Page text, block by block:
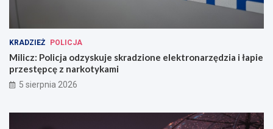
KRADZIEŻ POLICJA
Milicz: Policja odzyskuje skradzione elektronarzędzia i łapie
przestępcę z narkotykami
5 sierpnia 2026